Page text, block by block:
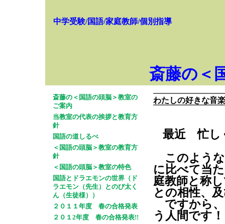
中学受験/国語/家庭教師/個別指導
斎藤の＜
斎藤の＜国語の頭脳＞教室の
ご案内
当教室の代表の挨拶と教育方
針
国語の道しるべ
＜国語の頭脳＞教室の教育方
針
＜国語の頭脳＞教室の特色
国語とドラエモンの世界（ド
ラエモン（先生）とのび太く
ん（生徒様））
２０１１年度 春の合格発表
２０１2年度 春の合格発表!!
わたしの好きな音楽
最近 忙し
このような
に比べて当
庭教師と称
との相性、
ですから、
う人間です